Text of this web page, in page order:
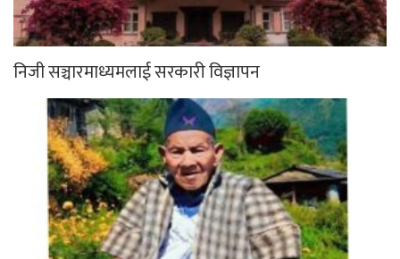
निजी सञ्चारमाध्यमलाई सरकारी विज्ञापन